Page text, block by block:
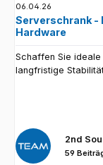
06.04.26
Serverschrank -
Hardware
Schaffen Sie ideale
langfristige
2nd
59